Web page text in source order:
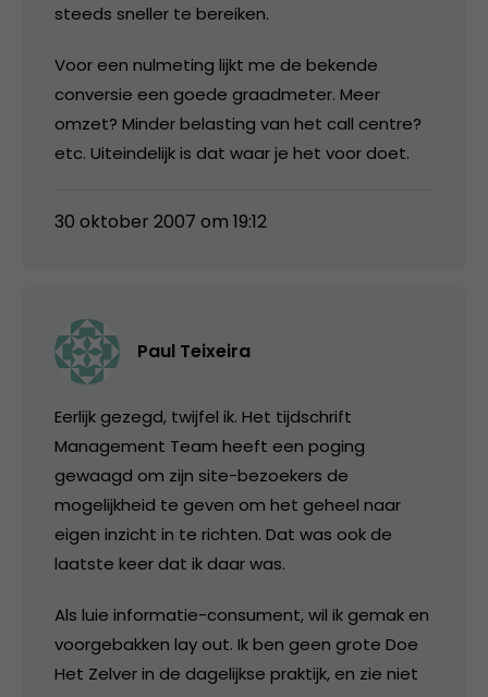
steeds sneller te bereiken.
Voor een nulmeting lijkt me de bekende
conversie een goede graadmeter. Meer
omzet? Minder belasting van het call centre?
etc. Uiteindelijk is dat waar je het voor doet.
30 oktober 2007 om 19:12
Paul Teixeira
Eerlijk gezegd, twijfel ik. Het tijdschrift
Management Team heeft een poging
gewaagd om zijn site-bezoekers de
mogelijkheid te geven om het geheel naar
eigen inzicht in te richten. Dat was ook de
laatste keer dat ik daar was.
Als luie informatie-consument, wil ik gemak en
voorgebakken lay out. Ik ben geen grote Doe
Het Zelver in de dagelijkse praktijk, en zie niet